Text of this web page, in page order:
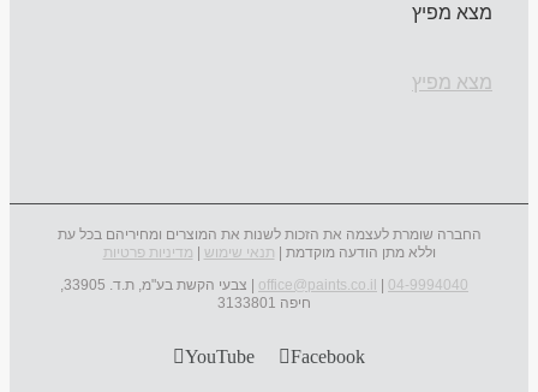
מצא מפיץ
מצא מפיץ
החברה שומרת לעצמה את הזכות לשנות את המוצרים ומחיריהם בכל עת
וללא מתן הודעה מוקדמת | תנאי שימוש
מדיניות פרטיות
04-9994040
office@paints.co.il
| צבעי הקשת בע"מ, ת.ד. 33905,
חיפה 3133801
Facebook
YouTube